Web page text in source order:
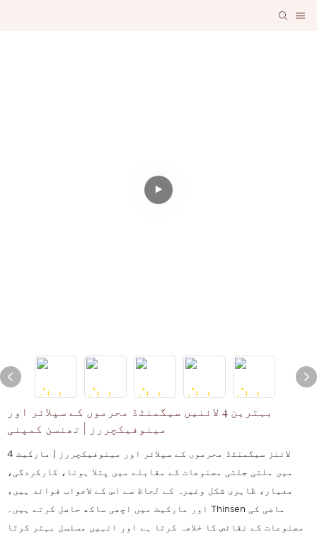
بہترین 4 لائنیں سیگمنٹڈ محرموں کے سپلائر اور
مینوفیکچررز | تھنسن کمپنی
4 لائنز سیگمنٹڈ محرموں کے سپلائر اور مینوفیکچررز | مارکیٹ
میں ملتی جلتی مصنوعات کے مقابلے میں پتلا ہونا، کارکردگی،
معیار، ظاہری شکل وغیرہ کے لحاظ سے اس کے لاجواب فوائد ہیں،
اور مارکیٹ میں اچھی ساکھ حاصل کرتے ہیں۔ Thinsen ماضی کی
مصنوعات کے نقائص کا خلاصہ کرتا ہے اور انہیں مسلسل بہتر کرتا